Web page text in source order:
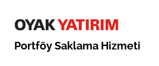
Portföy Saklama Hizmeti